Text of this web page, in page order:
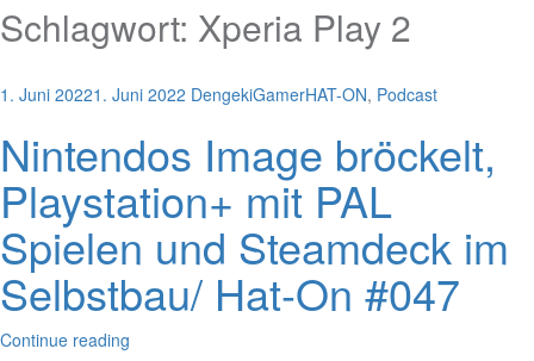
Schlagwort: Xperia Play 2
1. Juni 20221. Juni 2022 DengekiGamerHAT-ON, Podcast
Nintendos Image bröckelt,
Playstation+ mit PAL
Spielen und Steamdeck im
Selbstbau/ Hat-On #047
Continue reading